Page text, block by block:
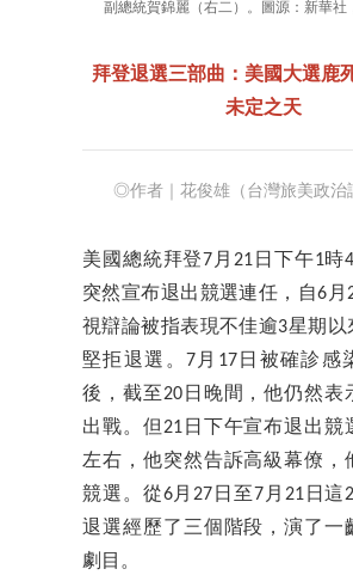
副總統賀錦麗（右二）。圖源：新華社
拜登退選三部曲：美國大選鹿
未定之天
◎作者｜花俊雄（台灣旅美政治
美國總統拜登7月21日下午1時
突然宣布退出競選連任，自6月
視辯論被指表現不佳逾3星期以
堅拒退選。7月17日被確診感
後，截至20日晚間，他仍然表
出戰。但21日下午宣布退出競
左右，他突然告訴高級幕僚，
競選。從6月27日至7月21日這
退選經歷了三個階段，演了一
劇目。